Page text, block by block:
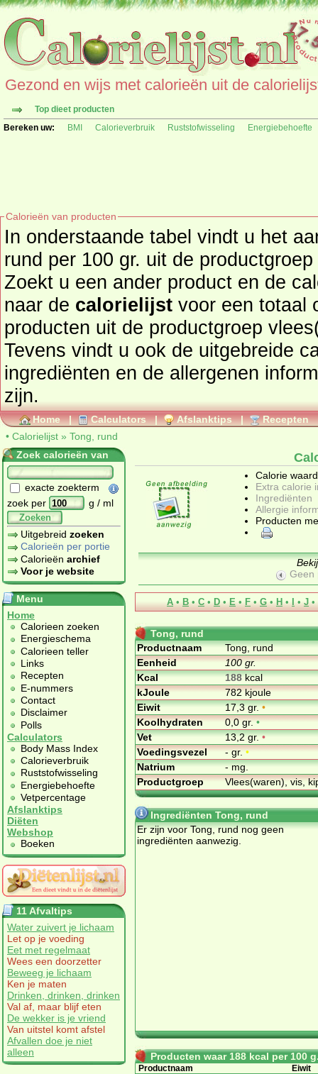
Gezond en wijs met calorieën uit de
Top dieet producten
Bereken uw:
BMI Calorieverbruik Ruststofwisseling Energiebehoefte
Calorieën van producten
In onderstaande tabel vindt u het
rund per 100 gr. uit de productgroep vlees(waren), vis, kip en ei.
Zoekt u een ander product en de calorieën
naar de calorielijst voor een totaal overzicht of bekijk alle
producten uit de productgroep
Tevens vindt u ook de uitgebreide
ingrediënten en de allergenen informatie als deze beschikbaar
zijn.
Home | Calculators | Afslanktips | Recepten
• Calorielijst » Tong, rund
Zoek calorieën van
exacte zoekterm
zoek per
g / ml
Zoeken
Uitgebreid zoeken
Calorieën per portie
Calorieën archief
Voor je website
Menu
Home
Calorieen zoeken
Energieschema
Calorieen teller
Links
Recepten
E-nummers
Contact
Disclaimer
Polls
Calculators
Body Mass Index
Calorieverbruik
Ruststofwisseling
Energiebehoefte
Vetpercentage
Afslanktips
Diëten
Webshop
Boeken
11 Afvaltips
Water zuivert je lichaam
Let op je voeding
Eet met regelmaat
Wees een doorzetter
Beweeg je lichaam
Ken je maten
Drinken, drinken, drinken
Val af, maar blijf eten
De wekker is je vriend
Van uitstel komt afstel
Afvallen doe je niet
alleen
Calorie
Extra calorie
Ingrediënten
Allergie
Producten
Geen
A • B • C • D • E • F • G • H • I • J •
Tong, rund
Productnaam
Tong, rund
Eenheid
100 gr.
Kcal
188kcal
kJoule
782 kjoule
Eiwit
17,3 gr.•
Koolhydraten
0,0 gr.•
Vet
13,2 gr.•
Voedingsvezel
- gr.•
Natrium
- mg.
Productgroep
Vlees(waren), vis,
Ingrediënten Tong, rund
Er zijn voor Tong, rund nog geen
ingrediënten aanwezig.
Producten waar 188 kcal per 100
Productnaam
Eiwit